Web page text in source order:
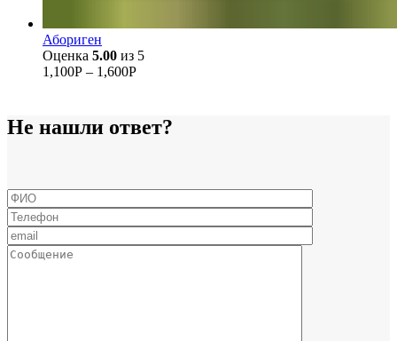
Абориген
Оценка 5.00 из 5
1,100Р – 1,600Р
Не нашли ответ?